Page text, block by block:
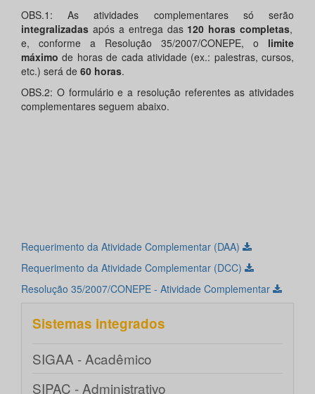
OBS.1: As atividades complementares só serão
integralizadas após a entrega das 120 horas completas,
e, conforme a Resolução 35/2007/CONEPE, o limite
máximo de horas de cada atividade (ex.: palestras, cursos,
etc.) será de 60 horas.
OBS.2: O formulário e a resolução referentes as atividades
complementares seguem abaixo.
Requerimento da Atividade Complementar (DAA)
Requerimento da Atividade Complementar (DCC)
Resolução 35/2007/CONEPE - Atividade Complementar
Sistemas integrados
SIGAA - Acadêmico
SIPAC - Administrativo